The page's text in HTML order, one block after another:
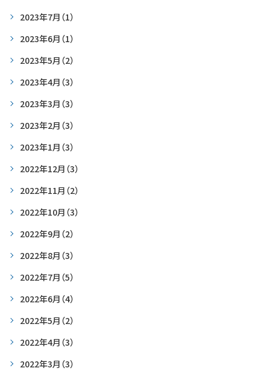
2023年7月 （1）
2023年6月 （1）
2023年5月 （2）
2023年4月 （3）
2023年3月 （3）
2023年2月 （3）
2023年1月 （3）
2022年12月 （3）
2022年11月 （2）
2022年10月 （3）
2022年9月 （2）
2022年8月 （3）
2022年7月 （5）
2022年6月 （4）
2022年5月 （2）
2022年4月 （3）
2022年3月 （3）